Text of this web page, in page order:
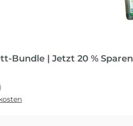
Bundle | Jetzt 20 % Sparen